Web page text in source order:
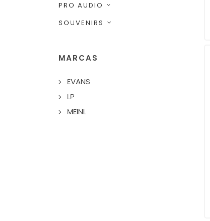
PRO AUDIO
SOUVENIRS
MARCAS
EVANS
LP
MEINL